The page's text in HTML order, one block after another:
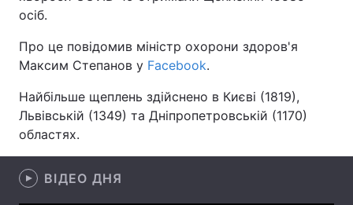
Україна
Економіка Світ
Техно і зв'язок Лайт
Зброя Інциденти
Здоров'я
осіб.
Про це повідомив міністр охорони здоров'я
Максим Степанов у Facebook.
Найбільше щеплень здійснено в Києві (1819),
Львівській (1349) та Дніпропетровській (1170)
областях.
ВІДЕО ДНЯ